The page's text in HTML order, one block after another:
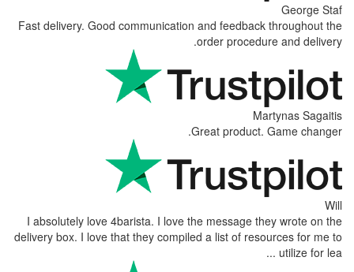
Fast delivery. Good communication
I absolutely love 4barista. I love the
delivery box. I love that they compiled a